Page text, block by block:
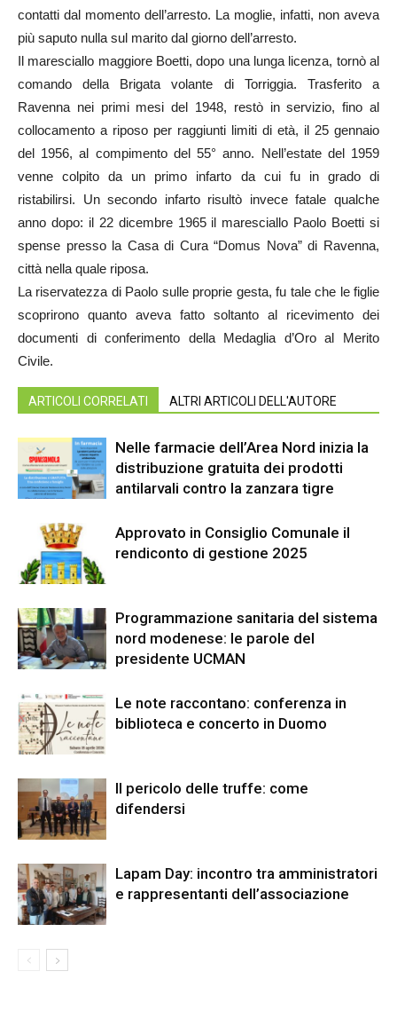
contatti dal momento dell’arresto. La moglie, infatti, non aveva
più saputo nulla sul marito dal giorno dell’arresto.
Il maresciallo maggiore Boetti, dopo una lunga licenza, tornò al
comando della Brigata volante di Torriggia. Trasferito a
Ravenna nei primi mesi del 1948, restò in servizio, fino al
collocamento a riposo per raggiunti limiti di età, il 25 gennaio
del 1956, al compimento del 55° anno. Nell’estate del 1959
venne colpito da un primo infarto da cui fu in grado di
ristabilirsi. Un secondo infarto risultò invece fatale qualche
anno dopo: il 22 dicembre 1965 il maresciallo Paolo Boetti si
spense presso la Casa di Cura “Domus Nova” di Ravenna,
città nella quale riposa.
La riservatezza di Paolo sulle proprie gesta, fu tale che le figlie
scoprirono quanto aveva fatto soltanto al ricevimento dei
documenti di conferimento della Medaglia d’Oro al Merito
Civile.
ARTICOLI CORRELATI ALTRI ARTICOLI DELL'AUTORE
Nelle farmacie dell’Area Nord inizia la
distribuzione gratuita dei prodotti
antilarvali contro la zanzara tigre
Approvato in Consiglio Comunale il
rendiconto di gestione 2025
Programmazione sanitaria del sistema
nord modenese: le parole del
presidente UCMAN
Le note raccontano: conferenza in
biblioteca e concerto in Duomo
Il pericolo delle truffe: come
difendersi
Lapam Day: incontro tra amministratori
e rappresentanti dell’associazione